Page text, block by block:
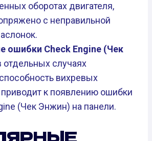
оборотах двигателя,
с неправильной
ошибки Check Engine (Чек
отдельных случаях
вихревых
к появлению ошибки
(Чек Энжин) на панели.